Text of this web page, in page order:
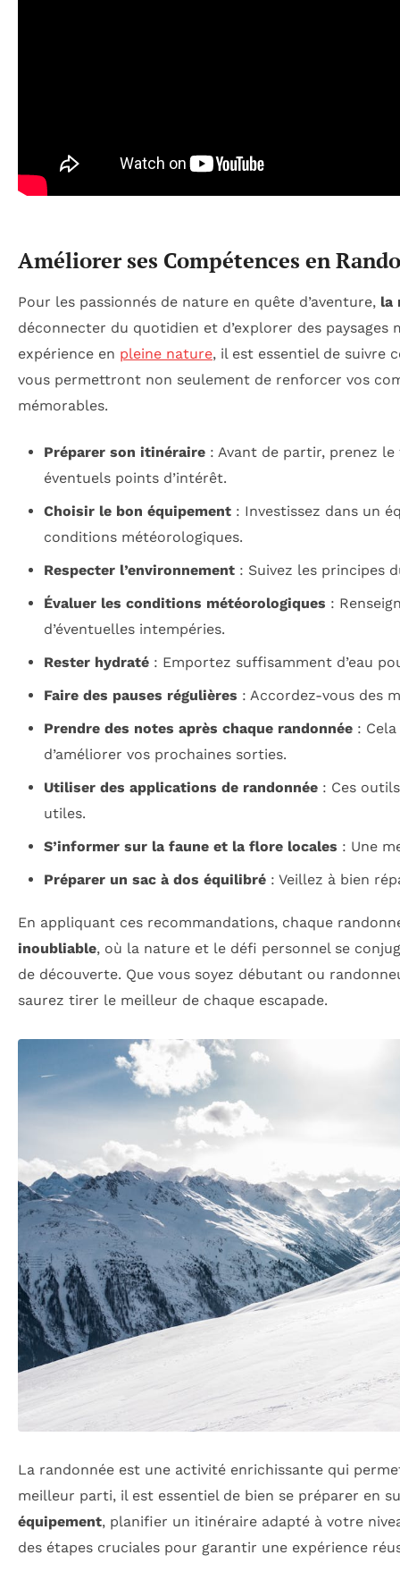
Améliorer ses Compétences en
Pour les passionnés de nature en quête d’aventure, la
déconnecter du quotidien et d’explorer des
expérience en pleine nature, il est essentiel de suivre
vous permettront non seulement de renforcer vos
mémorables.
Préparer son itinéraire: Avant de partir, prenez le
éventuels points d’intérêt.
Choisir le bon équipement: Investissez dans un
conditions météorologiques.
Respecter l’environnement: Suivez les principes
Évaluer les conditions météorologiques :
d’éventuelles intempéries.
Rester hydraté: Emportez suffisamment d’eau
Faire des pauses régulières : Accordez-vous des
Prendre des notes après chaque randonnée: Cela
d’améliorer vos prochaines sorties.
Utiliser des applications de randonnée: Ces
utiles.
S’informer sur la faune et la flore locales : Une
Préparer un sac à dos équilibré: Veillez à bien
En appliquant ces recommandations, chaque
inoubliable, où la nature et le défi personnel se
de découverte. Que vous soyez débutant ou
saurez tirer le meilleur de chaque escapade.
La randonnée est une activité enrichissante qui
meilleur parti, il est essentiel de bien se préparer en
équipement, planifier un itinéraire adapté à votre
des étapes cruciales pour garantir une expérience